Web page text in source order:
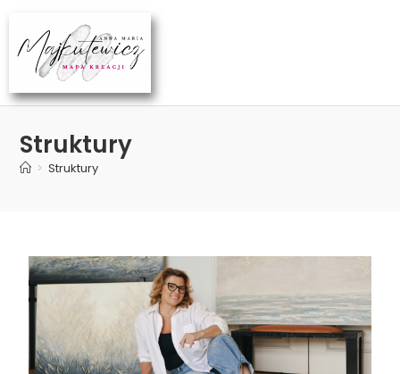
Struktury
> Struktury